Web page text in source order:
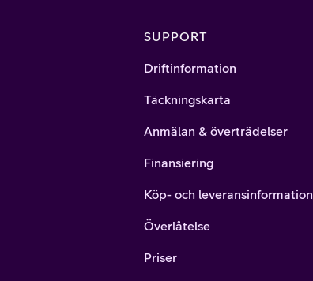
SUPPORT
Driftinformation
Täckningskarta
Anmälan & överträdelser
Finansiering
Köp- och leveransinformation
Överlåtelse
Priser